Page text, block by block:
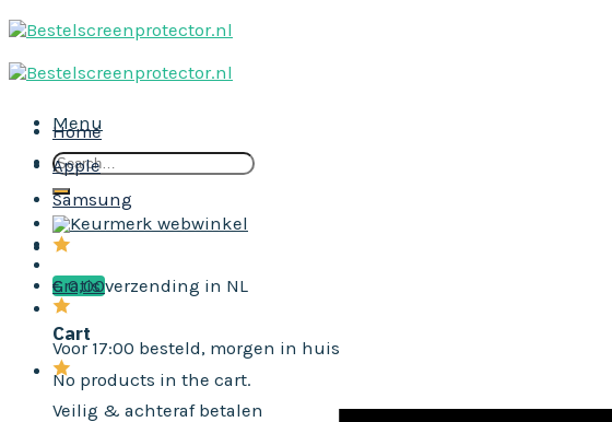
Skip
to
content
Menu
Search
for:
€0,00
Cart
No products in the cart.
Home
Apple
Samsung
Gratis verzending in NL
Voor 17:00 besteld, morgen in huis
Veilig & achteraf betalen